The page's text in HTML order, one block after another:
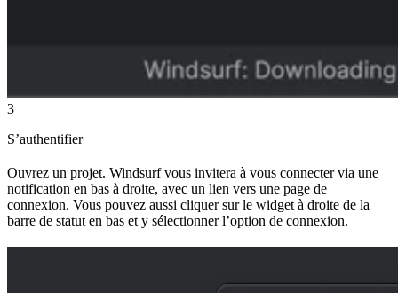
3
S’authentifier
Ouvrez un projet. Windsurf vous invitera à vous connecter via une
notification en bas à droite, avec un lien vers une page de
connexion. Vous pouvez aussi cliquer sur le widget à droite de la
barre de statut en bas et y sélectionner l’option de connexion.